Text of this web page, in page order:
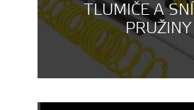
TLUMIČE A
PRUŽINY